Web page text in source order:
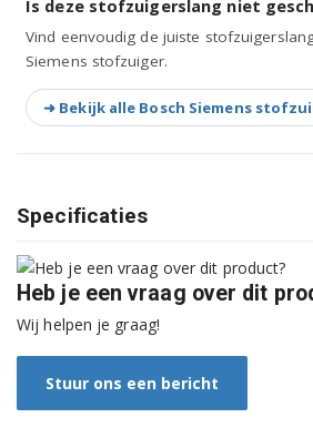
BSG81623/09
BSG81666/01
BSG81666/10
BSG81800AU/01
BSG81801/01
BSG81810AU/01
Is deze stofzuigerslang niet
Vind eenvoudig de juiste
Siemens stofzuiger.
➜ Bekijk alle Bosch Siemens
Specificaties
Heb je een vraag over dit
Wij helpen je graag!
Stuur ons een bericht